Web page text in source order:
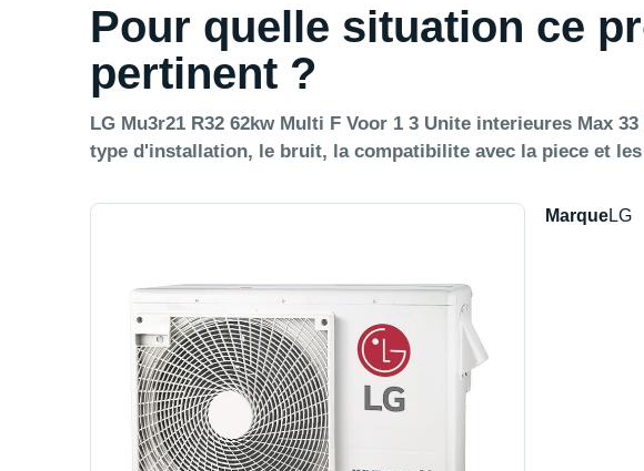
Pour quelle situation ce
pertinent ?
LG Mu3r21 R32 62kw Multi F Voor 1 3 Unite interieures Max
type d'installation, le bruit, la compatibilite avec la piece et
MarqueLG